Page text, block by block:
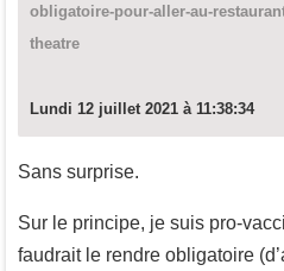
obligatoire-pour-aller-au-
theatre
Lundi 12 juillet 2021 à 11:38:34
Sans surprise.
Sur le principe, je suis pro-
faudrait le rendre obligatoire